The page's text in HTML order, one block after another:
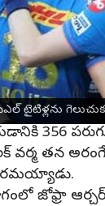
టైటిళ్లను
దూరం
418
356
తన
జోఫ్రా